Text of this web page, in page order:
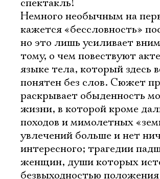
спектакль!
Немного необычным на
кажется «бессловность»
но это лишь усиливает
тому, о чем повествуют
языке тела, который здесь
понятен без слов. Сюжет
раскрывает обыденность
жизни, в которой кроме
походов и мимолетных
увлечений больше и нет
интересного; трагедии
женщин, души которых
безвыходностью
Имя
Ознакомиться